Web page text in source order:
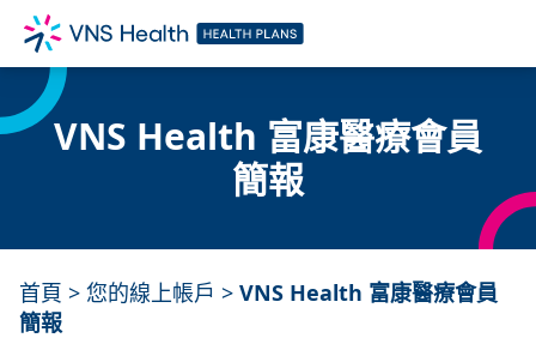
VNS Health 富康醫療會員
簡報
首頁 > 您的線上帳戶 > VNS Health 富康醫療會員
簡報